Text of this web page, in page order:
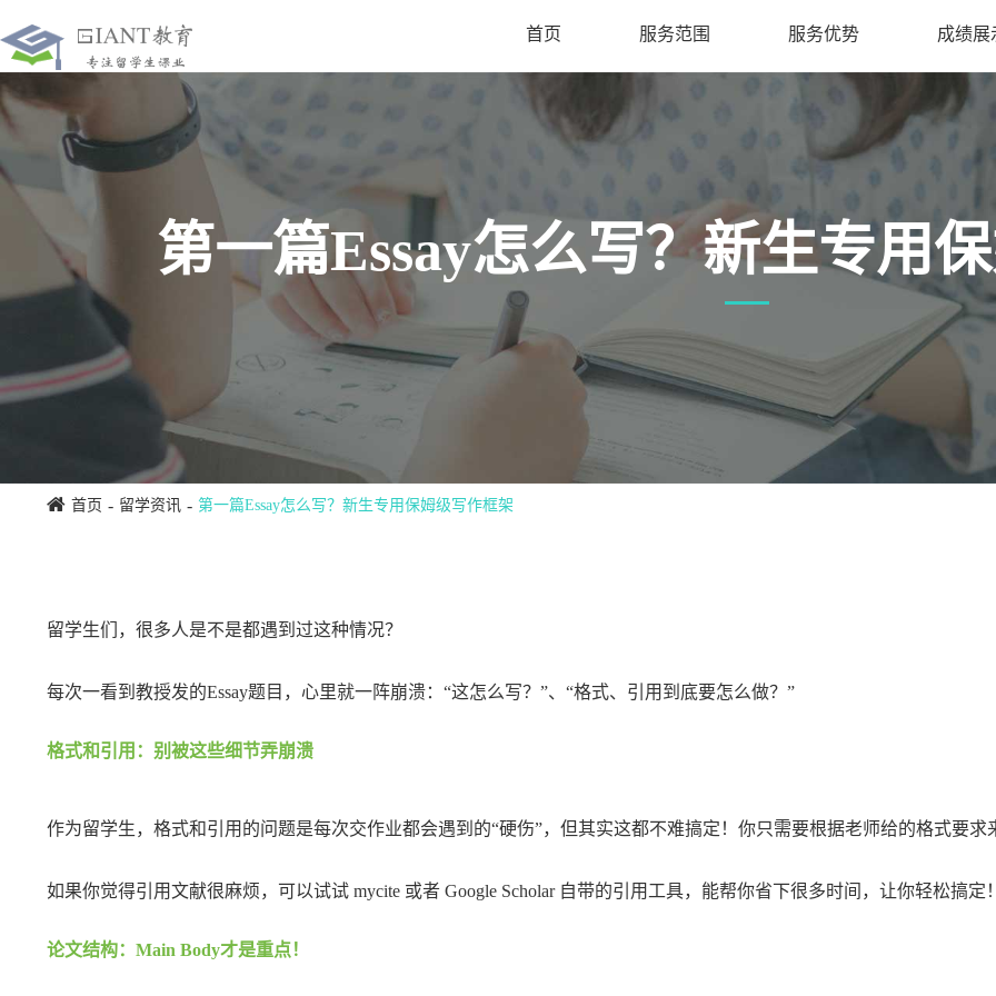
首页 服务范围 服务优势 成绩展
第一篇Essay怎么写？新生专用
首页 留学资讯 第一篇Essay怎么写？新生专用保姆级写作框架
留学生们，很多人是不是都遇到过这种情况？
每次一看到教授发的Essay题目，心里就一阵崩溃：“这怎么写？”、“格式、引用到底要怎么做？”
格式和引用：别被这些细节弄崩溃
作为留学生，格式和引用的问题是每次交作业都会遇到的“硬伤”，但其实这都不难搞定！你只需要根据老师给的格式要求
如果你觉得引用文献很麻烦，可以试试 mycite 或者 Google Scholar 自带的引用工具，能帮你省下很多时间，让你轻松搞定！
论文结构：Main Body才是重点！